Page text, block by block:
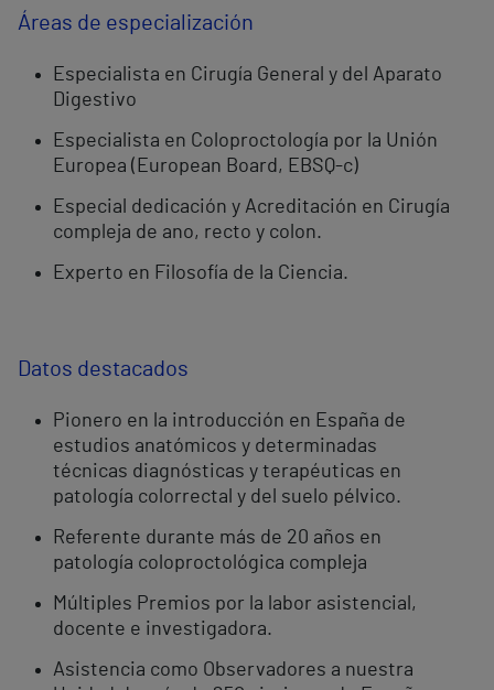
Áreas de especialización
Especialista en Cirugía General y del Aparato
Digestivo
Especialista en Coloproctología por la Unión
Europea (European Board, EBSQ-c)
Especial dedicación y Acreditación en Cirugía
compleja de ano, recto y colon.
Experto en Filosofía de la Ciencia.
Datos destacados
Pionero en la introducción en España de
estudios anatómicos y determinadas
técnicas diagnósticas y terapéuticas en
patología colorrectal y del suelo pélvico.
Referente durante más de 20 años en
patología coloproctológica compleja
Múltiples Premios por la labor asistencial,
docente e investigadora.
Asistencia como Observadores a nuestra